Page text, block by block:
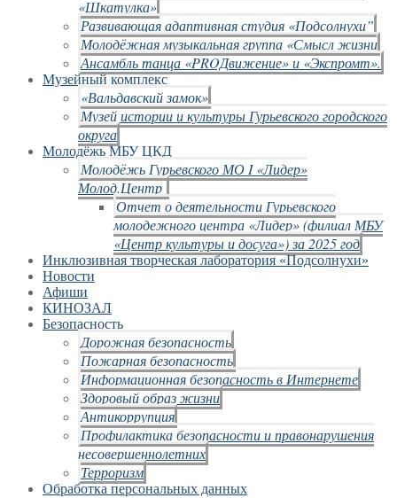
«Шкатулка»
Развивающая адаптивная студия «Подсолнухи”
Молодёжная музыкальная группа «Смысл жизни
Ансамбль танца «PROДвижение» и «Экспромт».
Музейный комплекс
«Вальдавский замок»
Музей истории и культуры Гурьевского городского
округа
Молодёжь МБУ ЦКД
Молодёжь Гурьевского МО I «Лидер»
Молод.Центр
Отчет о деятельности Гурьевского
молодежного центра «Лидер» (филиал МБУ
«Центр культуры и досуга») за 2025 год
Инклюзивная творческая лаборатория «Подсолнухи»
Новости
Афиши
КИНОЗАЛ
Безопасность
Дорожная безопасность
Пожарная безопасность
Информационная безопасность в Интернете
Здоровый образ жизни
Антикоррупция
Профилактика безопасности и правонарушения
несовершеннолетних
Терроризм
Обработка персональных данных